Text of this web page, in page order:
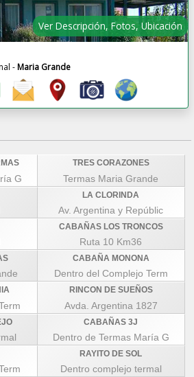
Ver Descripción, Fotos, Ubicación
-Maria Grande
G
TRES CORAZONES
Termas Maria Grande
LA CLORINDA
Av. Argentina y Repúblic
CABAÑAS LOS TRONCOS
Ruta 10 Km36
CABAÑA MONONA
Dentro del Complejo Term
RINCON DE SUEÑOS
Avda. Argentina 1827
CABAÑAS 3J
Dentro de Termas María G
RAYITO DE SOL
Dentro complejo termal